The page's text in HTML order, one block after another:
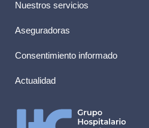
Nuestros servicios
Aseguradoras
Consentimiento informado
Actualidad